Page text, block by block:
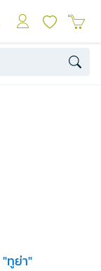
"ทูย่า"